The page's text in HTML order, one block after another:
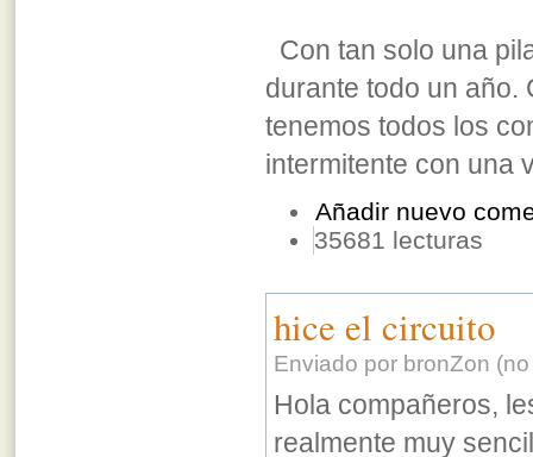
Con tan solo una
durante todo un año.
tenemos todos los
intermitente con una
Añadir nuevo
35681 lecturas
hice el circuito
Enviado por bronZon
Hola compañeros,
realmente muy